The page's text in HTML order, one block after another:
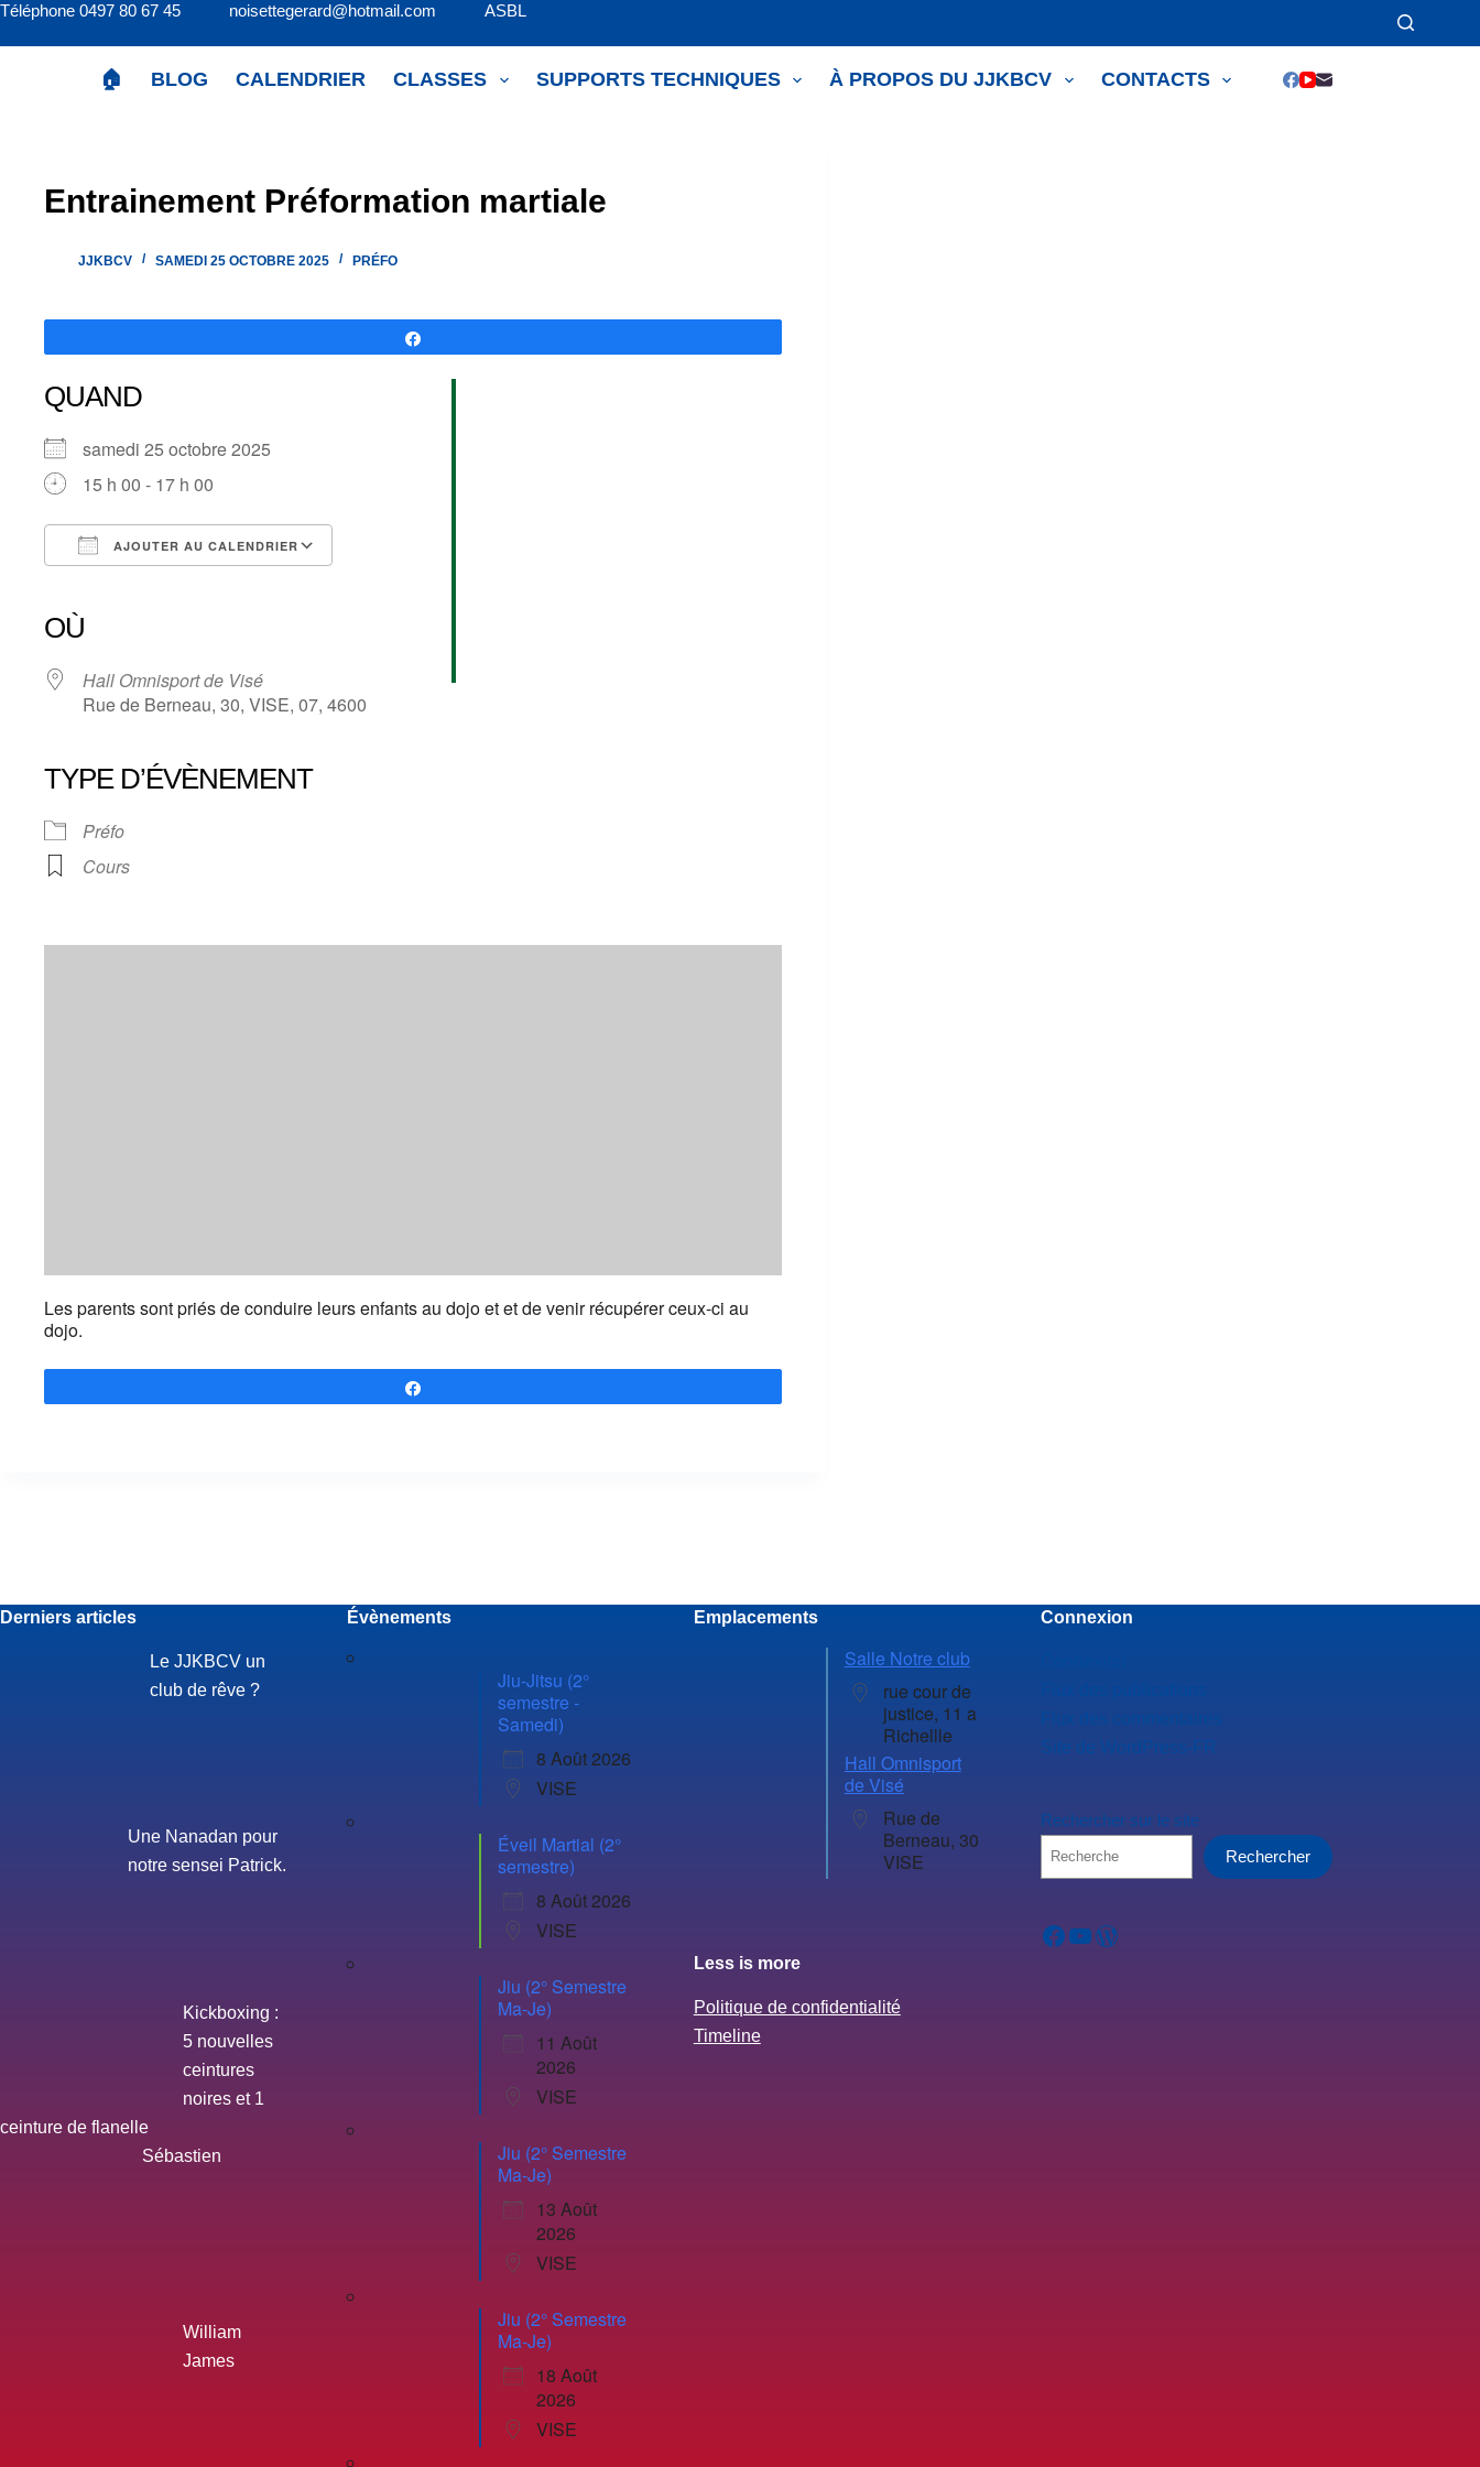
Passer
Téléphone 0497 80 67 45 noisettegerard@hotmail.com ASBL
🏠 BLOG CALENDRIER CLASSES SUPPORTS TECHNIQUES À PROPOS DU JJKBCV CONTACTS
Entrainement Préformation martiale
JJKBCV SAMEDI 25 OCTOBRE 2025 PRÉFO
QUAND
samedi 25 octobre 2025
15 h 00 - 17 h 00
AJOUTER AU CALENDRIER
OÙ
Hall Omnisport de Visé
Rue de Berneau, 30, VISE, 07, 4600
TYPE D’ÉVÈNEMENT
Préfo
Cours
Les parents sont priés de conduire leurs enfants au dojo et et de venir récupérer ceux-ci au
dojo.
Derniers articles
Le JJKBCV un
club de rêve ?
Une Nanadan pour
notre sensei Patrick.
Kickboxing :
5 nouvelles
ceintures
noires et 1
ceinture de flanelle
Sébastien
William
James
Évènements
Jiu-Jitsu (2°
semestre -
Samedi)
8 Août 2026
VISE
Éveil Martial (2°
semestre)
8 Août 2026
VISE
Jiu (2° Semestre
Ma-Je)
11 Août
2026
VISE
Jiu (2° Semestre
Ma-Je)
13 Août
2026
VISE
Jiu (2° Semestre
Ma-Je)
18 Août
2026
VISE
Emplacements
Salle Notre club
rue cour de
justice, 11 a
Richellle
Hall Omnisport
de Visé
Rue de
Berneau, 30
VISE
Less is more
Politique de confidentialité
Timeline
Connexion
Flux des commentaires
Site de WordPress-FR
Rechercher sur le site
Rechercher
Facebook
YouTube
WordPress